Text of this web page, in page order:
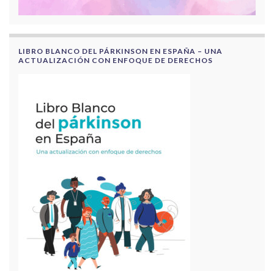
LIBRO BLANCO DEL PÁRKINSON EN ESPAÑA – UNA
ACTUALIZACIÓN CON ENFOQUE DE DERECHOS